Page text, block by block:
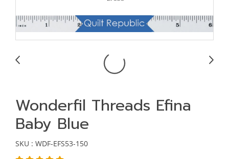
Wonderfil Threads Efina
Baby Blue
SKU : WDF-EFS53-150